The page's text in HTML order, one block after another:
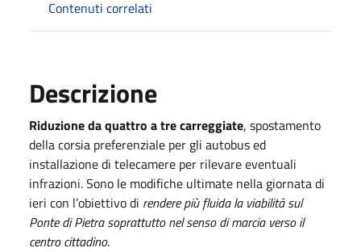
Contenuti correlati
Descrizione
Riduzione da quattro a tre carreggiate, spostamento
della corsia preferenziale per gli autobus ed
installazione di telecamere per rilevare eventuali
infrazioni. Sono le modifiche ultimate nella giornata di
ieri con l’obiettivo di rendere più fluida la viabilità sul
Ponte di Pietra soprattutto nel senso di marcia verso il
centro cittadino.